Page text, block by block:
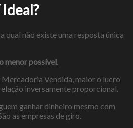
qual não existe uma resposta única
menor possível.
Vendida, maior o lucro
inversamente proporcional.
ganhar dinheiro mesmo com
as empresas de giro.